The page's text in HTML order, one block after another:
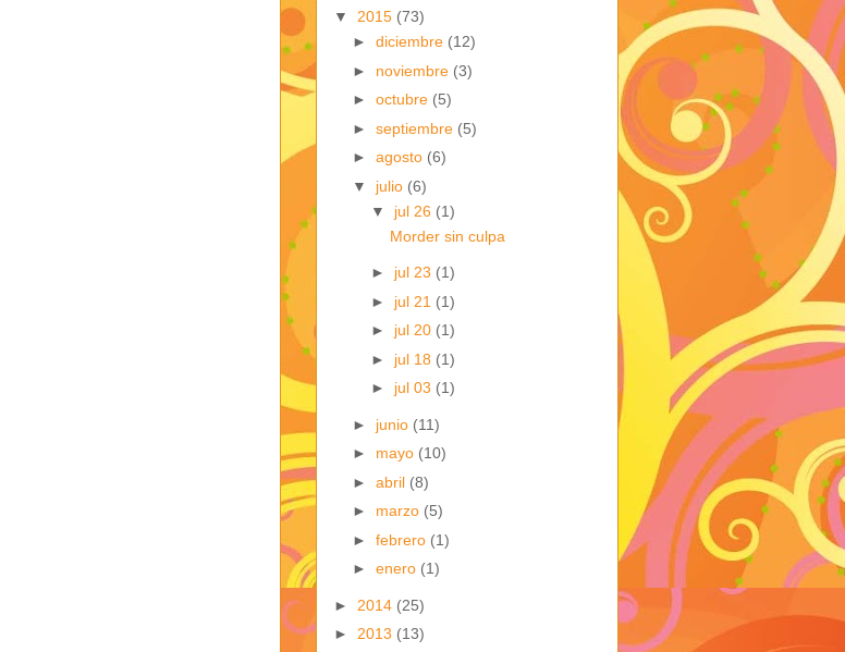
▼ 2015 (73)
► diciembre (12)
► noviembre (3)
► octubre (5)
► septiembre (5)
► agosto (6)
▼ julio (6)
▼ jul 26 (1)
Morder sin culpa
► jul 23 (1)
► jul 21 (1)
► jul 20 (1)
► jul 18 (1)
► jul 03 (1)
► junio (11)
► mayo (10)
► abril (8)
► marzo (5)
► febrero (1)
► enero (1)
► 2014 (25)
► 2013 (13)